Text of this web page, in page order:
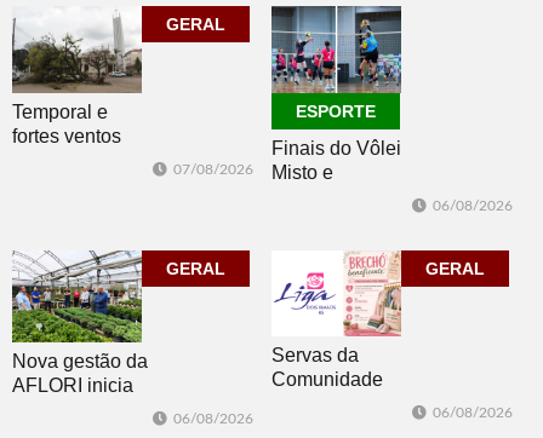
POLÍTICA
GERAL
Temporal e
fortes ventos
07/08/2026
ESPORTE
Finais do Vôlei
Misto e
nesta sexta
06/08/2026
GERAL
Nova gestão da
AFLORI inicia
06/08/2026
GERAL
Servas da
Comunidade
06/08/2026